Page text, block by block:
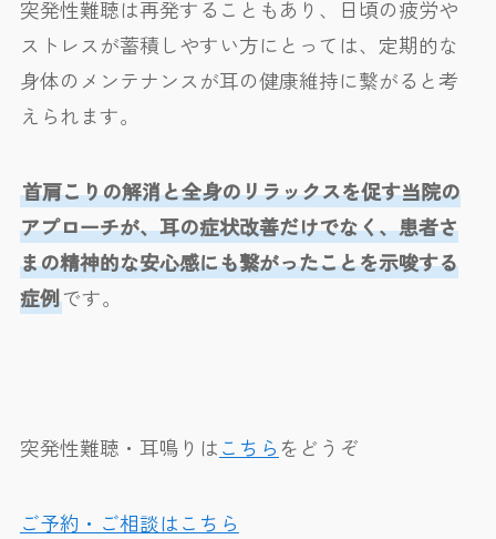
突発性難聴は再発することもあり、日頃の疲労や
ストレスが蓄積しやすい方にとっては、定期的な
身体のメンテナンスが耳の健康維持に繋がると考
えられます。
首肩こりの解消と全身のリラックスを促す当院の
アプローチが、耳の症状改善だけでなく、患者さ
まの精神的な安心感にも繋がったことを示唆する
症例です。
突発性難聴・耳鳴りはこちらをどうぞ
ご予約・ご相談はこちら